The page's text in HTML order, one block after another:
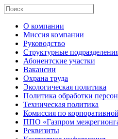
О компании
Миссия компании
Руководство
Структурные
Абонентские участки
Вакансии
Охрана труда
Экологическая политика
Политика обработки
Техническая политика
Комиссия по
ППО «Газпром
Реквизиты